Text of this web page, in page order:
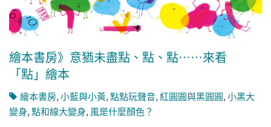
繪本書房》意猶未盡點、點、點⋯⋯來看
「點」繪本
繪本書房,小藍與小黃,點點玩聲音,紅圓圓與黑圓圓,小黑大
變身,點和線大變身, 風是什麼顏色？